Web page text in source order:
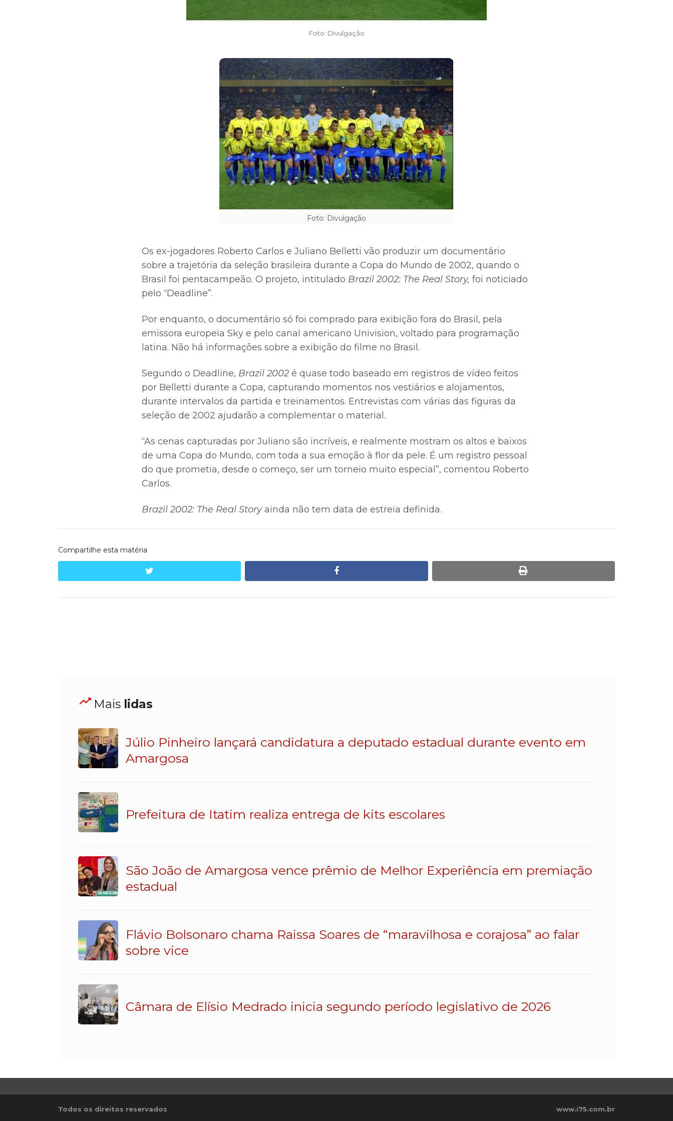
Foto: Divulgação
Foto: Divulgação
Os ex-jogadores Roberto Carlos e Juliano Belletti vão produzir um documentário
sobre a trajetória da seleção brasileira durante a Copa do Mundo de 2002, quando o
Brasil foi pentacampeão. O projeto, intitulado Brazil 2002: The Real Story, foi noticiado
pelo “Deadline”.
Por enquanto, o documentário só foi comprado para exibição fora do Brasil, pela
emissora europeia Sky e pelo canal americano Univision, voltado para programação
latina. Não há informações sobre a exibição do filme no Brasil.
Segundo o Deadline, Brazil 2002 é quase todo baseado em registros de vídeo feitos
por Belletti durante a Copa, capturando momentos nos vestiários e alojamentos,
durante intervalos da partida e treinamentos. Entrevistas com várias das figuras da
seleção de 2002 ajudarão a complementar o material.
“As cenas capturadas por Juliano são incríveis, e realmente mostram os altos e baixos
de uma Copa do Mundo, com toda a sua emoção à flor da pele. É um registro pessoal
do que prometia, desde o começo, ser um torneio muito especial”, comentou Roberto
Carlos.
Brazil 2002: The Real Storyainda não tem data de estreia definida.
Compartilhe esta matéria
facebook print
Mais lidas
Júlio Pinheiro lançará candidatura a deputado estadual durante evento em
Amargosa
Prefeitura de Itatim realiza entrega de kits escolares
São João de Amargosa vence prêmio de Melhor Experiência em premiação
estadual
Flávio Bolsonaro chama Raissa Soares de “maravilhosa e corajosa” ao falar
sobre vice
Câmara de Elísio Medrado inicia segundo período legislativo de 2026
Todos os direitos reservados www.i75.com.br